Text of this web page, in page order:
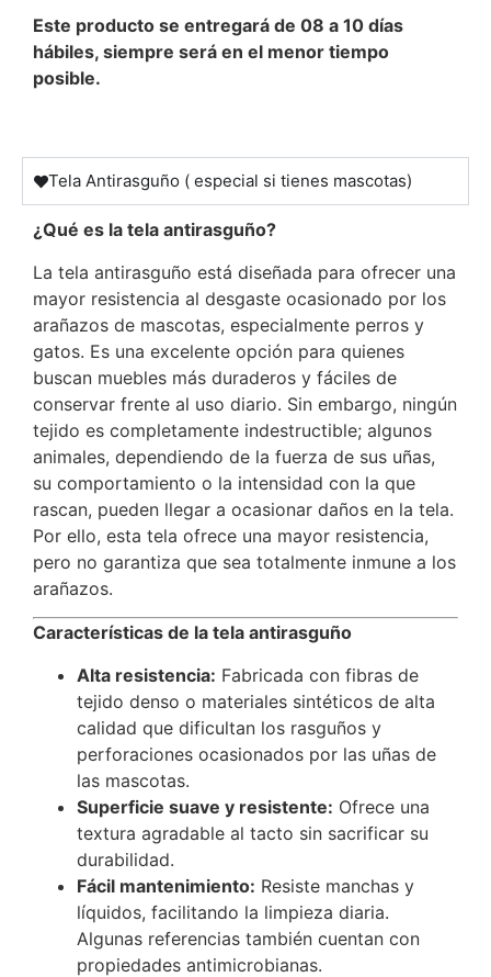
Este producto se entregará de 08 a 10 días
hábiles, siempre será en el menor tiempo
posible.
Tela Antirasguño ( especial si tienes mascotas)
¿Qué es la tela antirasguño?
La tela antirasguño está diseñada para ofrecer una
mayor resistencia al desgaste ocasionado por los
arañazos de mascotas, especialmente perros y
gatos. Es una excelente opción para quienes
buscan muebles más duraderos y fáciles de
conservar frente al uso diario. Sin embargo, ningún
tejido es completamente indestructible; algunos
animales, dependiendo de la fuerza de sus uñas,
su comportamiento o la intensidad con la que
rascan, pueden llegar a ocasionar daños en la tela.
Por ello, esta tela ofrece una mayor resistencia,
pero no garantiza que sea totalmente inmune a los
arañazos.
Características de la tela antirasguño
Alta resistencia: Fabricada con fibras de
tejido denso o materiales sintéticos de alta
calidad que dificultan los rasguños y
perforaciones ocasionados por las uñas de
las mascotas.
Superficie suave y resistente: Ofrece una
textura agradable al tacto sin sacrificar su
durabilidad.
Fácil mantenimiento: Resiste manchas y
líquidos, facilitando la limpieza diaria.
Algunas referencias también cuentan con
propiedades antimicrobianas.